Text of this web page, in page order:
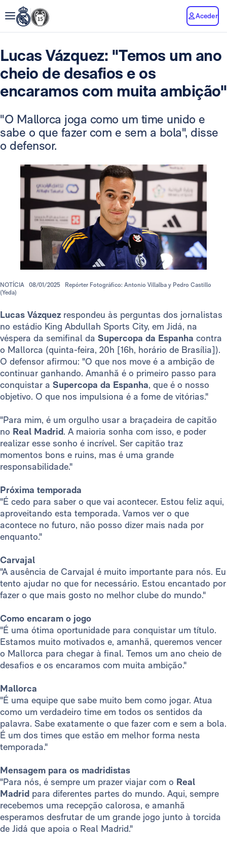
Aceder
Lucas Vázquez: "Temos um ano
cheio de desafios e os
encaramos com muita ambição"
"O Mallorca joga como um time unido e
sabe o que fazer com e sem a bola", disse
o defensor.
NOTÍCIA 08/01/2025
Repórter Fotográfico: Antonio Villalba y Pedro Castillo
(Yeda)
Lucas Vázquez respondeu às perguntas dos jornalistas
no estádio King Abdullah Sports City, em Jidá, na
véspera da semifinal da Supercopa da Espanha contra
o Mallorca (quinta-feira, 20h [16h, horário de Brasília]).
O defensor afirmou: "O que nos move é a ambição de
continuar ganhando. Amanhã é o primeiro passo para
conquistar a Supercopa da Espanha, que é o nosso
objetivo. O que nos impulsiona é a fome de vitórias."
"Para mim, é um orgulho usar a braçadeira de capitão
no Real Madrid. A maioria sonha com isso, e poder
realizar esse sonho é incrível. Ser capitão traz
momentos bons e ruins, mas é uma grande
responsabilidade."
Próxima temporada
"É cedo para saber o que vai acontecer. Estou feliz aqui,
aproveitando esta temporada. Vamos ver o que
acontece no futuro, não posso dizer mais nada por
enquanto."
Carvajal
"A ausência de Carvajal é muito importante para nós. Eu
tento ajudar no que for necessário. Estou encantado por
fazer o que mais gosto no melhor clube do mundo."
Como encaram o jogo
"É uma ótima oportunidade para conquistar um título.
Estamos muito motivados e, amanhã, queremos vencer
o Mallorca para chegar à final. Temos um ano cheio de
desafios e os encaramos com muita ambição."
Mallorca
"É uma equipe que sabe muito bem como jogar. Atua
como um verdadeiro time em todos os sentidos da
palavra. Sabe exatamente o que fazer com e sem a bola.
É um dos times que estão em melhor forma nesta
temporada."
Mensagem para os madridistas
"Para nós, é sempre um prazer viajar com o Real
Madrid para diferentes partes do mundo. Aqui, sempre
recebemos uma recepção calorosa, e amanhã
esperamos desfrutar de um grande jogo junto à torcida
de Jidá que apoia o Real Madrid."